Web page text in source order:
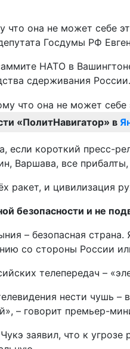
она не может себе
Госдумы РФ
НАТО в
сдерживания России.
«ПолитНавигатор» в
если короткий пресс-
Варшава, все
ракет, и цивилизация
безопасности и не
– безопасная
со стороны России
телепередач –
нести чушь
– говорит премьер-
заявил, что к